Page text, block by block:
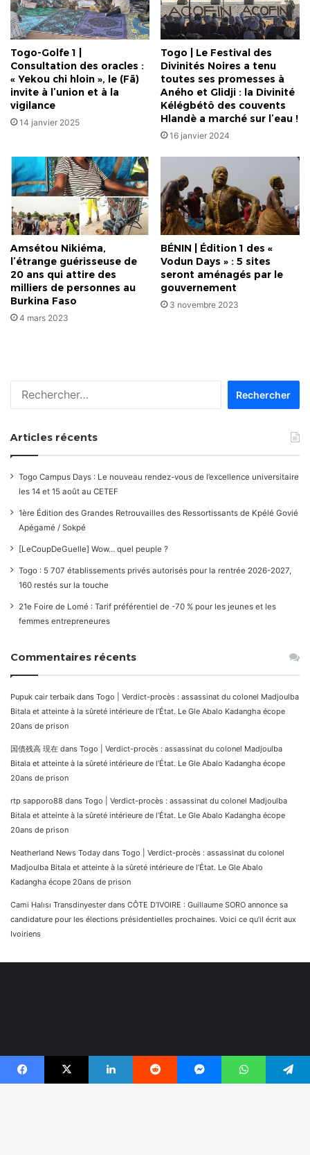
Togo-Golfe 1 |
Consultation des oracles :
« Yekou chi hloin », le (Fã)
invite à l’union et à la
vigilance
14 janvier 2025
Togo | Le Festival des
Divinités Noires a tenu
toutes ses promesses à
Aného et Glidji : la Divinité
Kélégbétô des couvents
Hlandè a marché sur l’eau !
16 janvier 2024
Amsétou Nikiéma,
l’étrange guérisseuse de
20 ans qui attire des
milliers de personnes au
Burkina Faso
4 mars 2023
BÉNIN | Édition 1 des «
Vodun Days » : 5 sites
seront aménagés par le
gouvernement
3 novembre 2023
Articles récents
Togo Campus Days : Le nouveau rendez-vous de l’excellence universitaire
les 14 et 15 août au CETEF
1ère Édition des Grandes Retrouvailles des Ressortissants de Kpélé Govié
Apégamé / Sokpé
[LeCoupDeGuelle] Wow… quel peuple ?
Togo : 5 707 établissements privés autorisés pour la rentrée 2026-2027,
160 restés sur la touche
21e Foire de Lomé : Tarif préférentiel de -70 % pour les jeunes et les
femmes entrepreneures
Commentaires récents
Pupuk cair terbaik dans Togo | Verdict-procès : assassinat du colonel Madjoulba
Bitala et atteinte à la sûreté intérieure de l’État. Le Gle Abalo Kadangha écope
20ans de prison
国債残高 現在 dans Togo | Verdict-procès : assassinat du colonel Madjoulba
Bitala et atteinte à la sûreté intérieure de l’État. Le Gle Abalo Kadangha écope
20ans de prison
rtp sapporo88 dans Togo | Verdict-procès : assassinat du colonel Madjoulba
Bitala et atteinte à la sûreté intérieure de l’État. Le Gle Abalo Kadangha écope
20ans de prison
Neatherland News Today dans Togo | Verdict-procès : assassinat du colonel
Madjoulba Bitala et atteinte à la sûreté intérieure de l’État. Le Gle Abalo
Kadangha écope 20ans de prison
Cami Halısı Transdinyester dans CÔTE D’IVOIRE : Guillaume SORO annonce sa
candidature pour les élections présidentielles prochaines. Voici ce qu’il écrit aux
Ivoiriens
Facebook X Linkedin Reddit Messenger WhatsApp Telegram